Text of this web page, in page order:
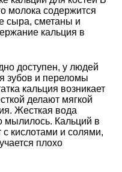
молока содержится
сыра, сметаны и
кальция в
доступен, у людей
зубов и переломы
кальция возникает
делают мягкой
Жесткая вода
мылилось. Кальций в
с кислотами и солями,
плохо